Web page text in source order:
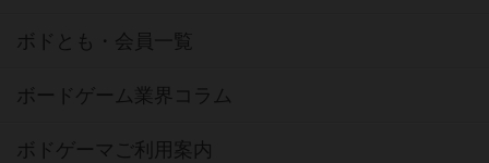
ボドとも・会員一覧
ボードゲーム業界コラム
ボドゲーマご利用案内